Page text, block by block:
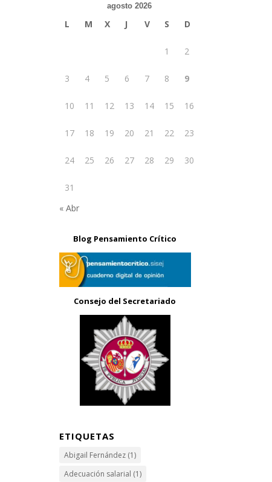
agosto 2026
L M X J V S D
1 2
3 4 5 6 7 8 9
10 11 12 13 14 15 16
17 18 19 20 21 22 23
24 25 26 27 28 29 30
31
« Abr
Blog Pensamiento Crítico
Consejo del Secretariado
ETIQUETAS
Abigail Fernández (1)
Adecuación salarial (1)